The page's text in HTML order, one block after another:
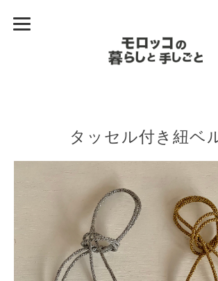
タッセル付き紐ベ